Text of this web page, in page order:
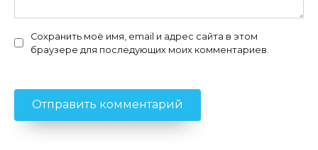
Сохранить моё имя, email и адрес сайта в этом
браузере для последующих моих комментариев.